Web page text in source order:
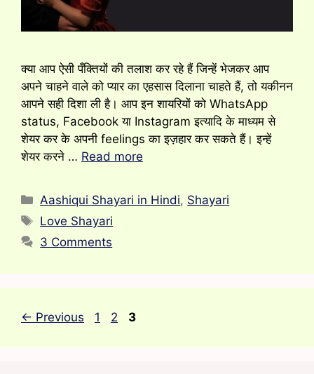
क्या आप ऐसी पँक्तियों की तलाश कर रहे हैं जिन्हें भेजकर आप
अपने चाहने वाले को प्यार का एहसास दिलाना चाहते हैं, तो यकीनन
आपने सही दिशा ली है। आप इन शायरियों को WhatsApp
status, Facebook या Instagram इत्यादि के माध्यम से
शेयर कर के अपनी feelings का इज़हार कर सकते हैं। इन्हें
शेयर करने … Read more
Categories
Aashiqui Shayari in Hindi, Shayari
Tags
Love Shayari
3 Comments
← Previous Page
1 Page
2 Page
3